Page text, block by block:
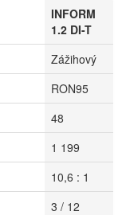
INFORM
1.2 DI-T
Zážihový
RON95
48
1 199
10,6 : 1
3 / 12